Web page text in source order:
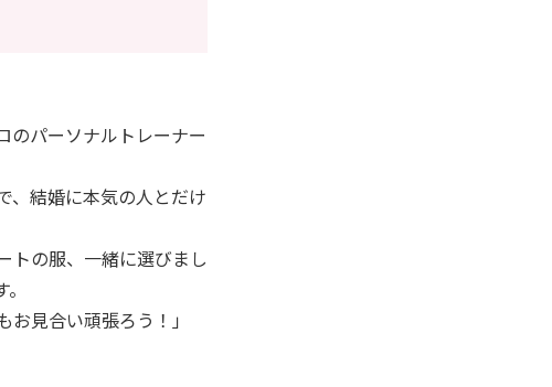
のパーソナルトレーナー
、結婚に本気の人とだけ
トの服、一緒に選びまし
見合い頑張ろう！」